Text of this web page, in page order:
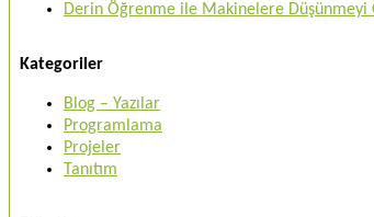
Derin Öğrenme ile Makinelere Düşünmeyi
Kategoriler
Blog – Yazılar
Programlama
Projeler
Tanıtım